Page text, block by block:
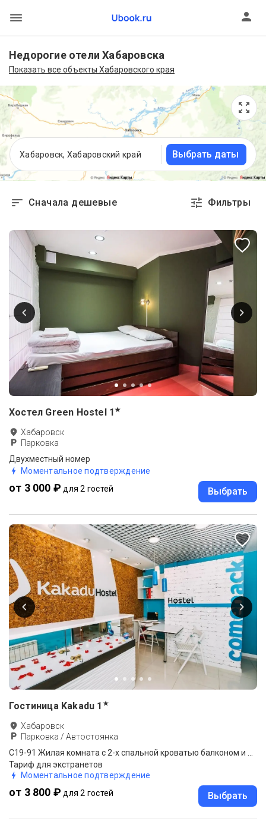
Недорогие отели Хабаровска
Показать все объекты Хабаровского края
Хабаровск, Хабаровский край Выбрать даты
Сначала дешевые Фильтры
Хостел Green Hostel 1★
Хабаровск
Парковка
Двухместный номер
Моментальное подтверждение
от 3 000 ₽ для 2 гостей Выбрать
Гостиница Kakadu 1 ★
Хабаровск
Парковка / Автостоянка
Тариф для экстранетов
Моментальное подтверждение
от 3 800 ₽ для 2 гостей Выбрать